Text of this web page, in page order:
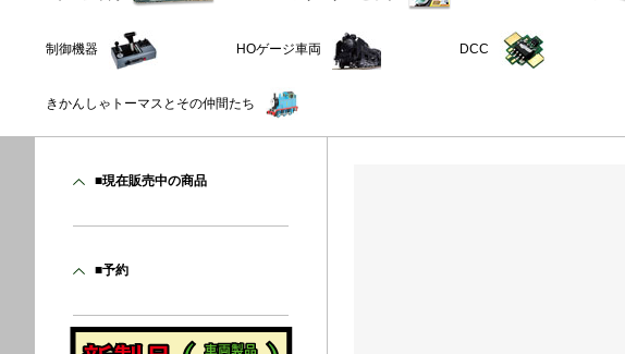
制御機器 HOゲージ車両 DCC
きかんしゃトーマスとその仲間たち
■現在販売中の商品
■予約